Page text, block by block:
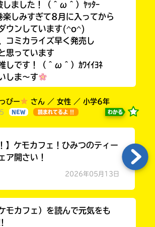
ました！（＾ω＾）ﾔｯﾀｰ
しみすぎて8月に入ってから
ウンしています(^o^)
コミカライズ早く発売し
思っています
しです！（＾ω＾）ｶﾜｲｲﾖﾈ
しま〜す
ぴー さん ／ 女性 ／ 小学6年
NEW 読まれてるよ !! わかる
】ケモカフェ！ひみつのティー
ア開さい！
2026年05月13日
モカフェ）を読んで元気をも